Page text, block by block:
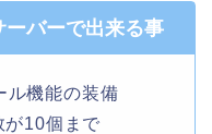
バーで出来る事
ル機能の装備
が10個まで